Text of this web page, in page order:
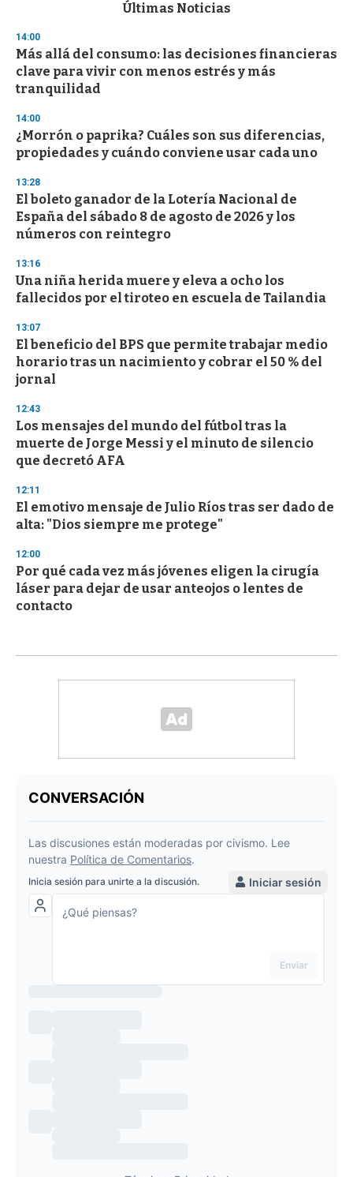
d
s
o
f
3
s
c
o
d
s
Últimas Noticias
14:00
Más allá del consumo: las decisiones financieras
clave para vivir con menos estrés y más
tranquilidad
14:00
¿Morrón o paprika? Cuáles son sus diferencias,
propiedades y cuándo conviene usar cada uno
13:28
El boleto ganador de la Lotería Nacional de
España del sábado 8 de agosto de 2026 y los
números con reintegro
13:16
Una niña herida muere y eleva a ocho los
fallecidos por el tiroteo en escuela de Tailandia
13:07
El beneficio del BPS que permite trabajar medio
horario tras un nacimiento y cobrar el 50 % del
jornal
12:43
Los mensajes del mundo del fútbol tras la
muerte de Jorge Messi y el minuto de silencio
que decretó AFA
12:11
El emotivo mensaje de Julio Ríos tras ser dado de
alta: "Dios siempre me protege"
12:00
Por qué cada vez más jóvenes eligen la cirugía
láser para dejar de usar anteojos o lentes de
contacto